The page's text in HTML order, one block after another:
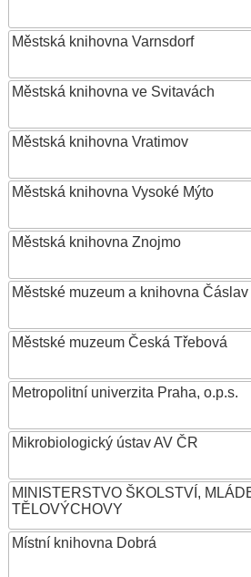
Městská knihovna Varnsdorf
Městská knihovna ve Svitavách
Městská knihovna Vratimov
Městská knihovna Vysoké Mýto
Městská knihovna Znojmo
Městské muzeum a knihovna Čáslav
Městské muzeum Česká Třebová
Metropolitní univerzita Praha, o.p.s.
Mikrobiologický ústav AV ČR
MINISTERSTVO ŠKOLSTVÍ,
TĚLOVÝCHOVY
Místní knihovna Dobrá